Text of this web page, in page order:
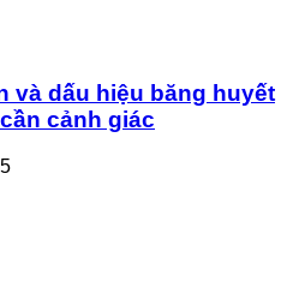
và dấu hiệu băng huyết
cảnh giác